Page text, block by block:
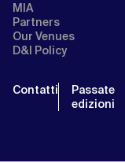
MIA
Partners
Our Venues
D&I Policy
Contatti
Passate
edizioni